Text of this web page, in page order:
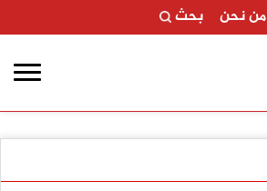
من نحن بحث